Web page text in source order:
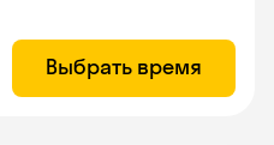
Выбрать время